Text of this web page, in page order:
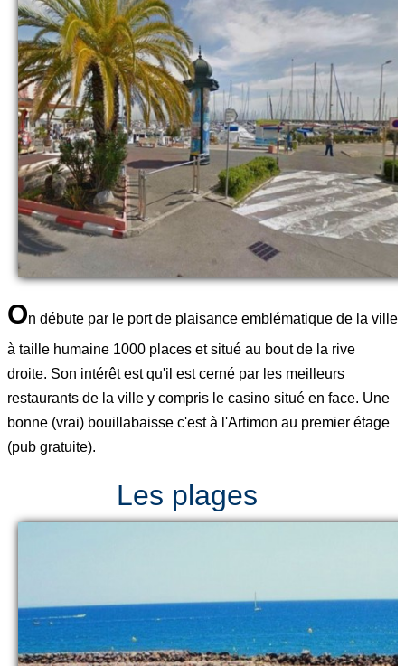
On débute par le port de plaisance emblématique de la ville
à taille humaine 1000 places et situé au bout de la rive
droite. Son intérêt est qu'il est cerné par les meilleurs
restaurants de la ville y compris le casino situé en face. Une
bonne (vrai) bouillabaisse c'est à l'Artimon au premier étage
(pub gratuite).
Les plages